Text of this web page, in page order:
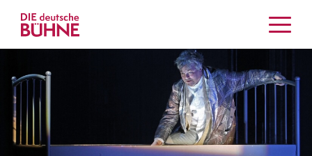
Schauspiel
Musiktheater
Tanz
Crossover